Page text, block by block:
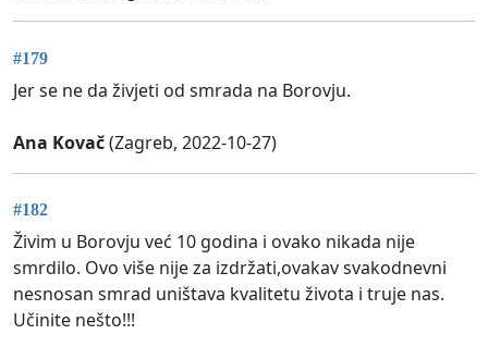
#179
Jer se ne da živjeti od smrada na Borovju.
Ana Kovač(Zagreb, 2022-10-27)
#182
Živim u Borovju već 10 godina i ovako nikada nije
smrdilo. Ovo više nije za izdržati,ovakav svakodnevni
nesnosan smrad uništava kvalitetu života i truje nas.
Učinite nešto!!!